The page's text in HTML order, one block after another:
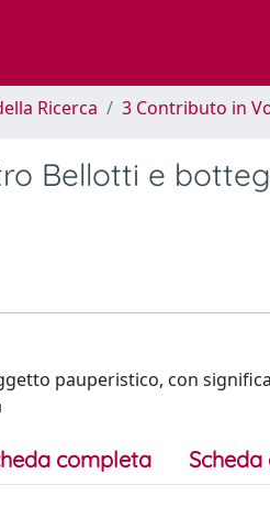
Ricerca 3 Contributo in
Bellotti e
pauperistico, con
completa